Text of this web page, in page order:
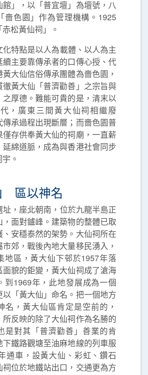
」，以「普宜壇」為壇號，八
嗇色園」作為管理機構。1925
松黃仙祠」。
特點是以人為載體、以人為主
續主要靠傳承者的口傳心授、代
大仙信俗傳承團體為嗇色園，
黃大仙「普濟勸善」之宗旨與
之厚德。難能可貴的是，清末以
，廣東三間黃大仙祠相繼廢
承過程出現斷層；而嗇色園普
僅存供奉黃大仙的祠廟，一直薪
延綿道脈，成為與香港社會同步
。
區以神名
，座北朝南，位於九龍半島正
，面對鑪峰。建築物的整體已取
安穩泰然的架勢。大仙祠所在
郊，戰後內地大量移民湧入，
地區，黃大仙下邨於1957年落
面貌的鉅變，黃大仙祠成了滄海
到1969年，此地發展成為一個
「黃大仙」命名。把一個地方
名，黃大仙區肯定是空前的，
所反映的除了大仙祠作為名勝的
是對其「普濟勸善」善業的肯
下鐵路觀塘至油麻地線的列車服
通車，設黃大仙、彩虹、鑽石
祠位於地鐵站出口，交通更為方